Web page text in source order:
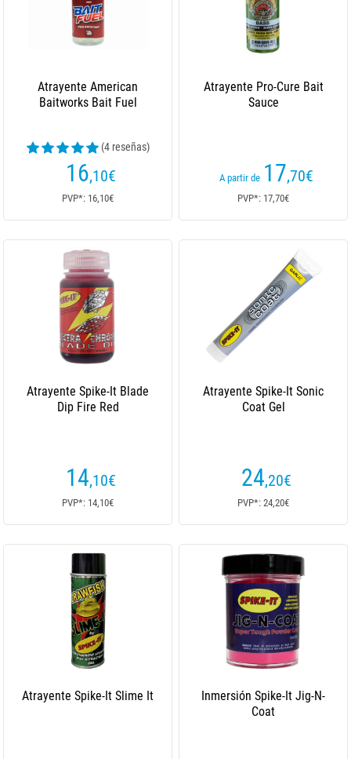
Atrayente American
Baitworks Bait Fuel
(4 reseñas)
16,10€
PVP*: 16,10€
Atrayente Pro-Cure Bait
Sauce
A partir de 17,70€
PVP*: 17,70€
Atrayente Spike-It Blade
Dip Fire Red
14,10€
PVP*: 14,10€
Atrayente Spike-It Sonic
Coat Gel
24,20€
PVP*: 24,20€
Atrayente Spike-It Slime It
Inmersión Spike-It Jig-N-
Coat